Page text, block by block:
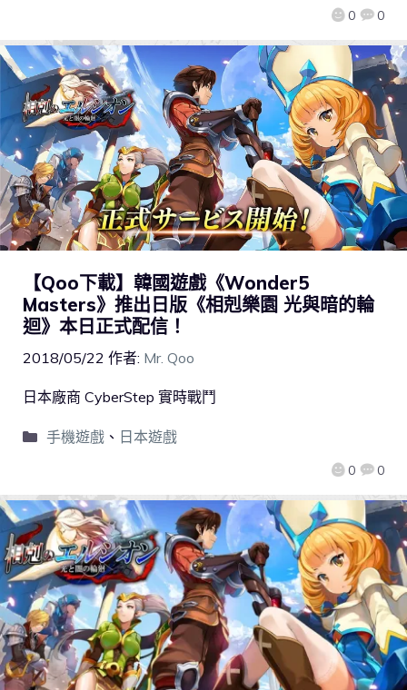
0 0
【Qoo下載】韓國遊戲《Wonder5
Masters》推出日版《相剋樂園 光與暗的輪
迴》本日正式配信！
2018/05/22 作者: Mr. Qoo
0 0
日本廠商 CyberStep 實時戰鬥
手機遊戲、 日本遊戲